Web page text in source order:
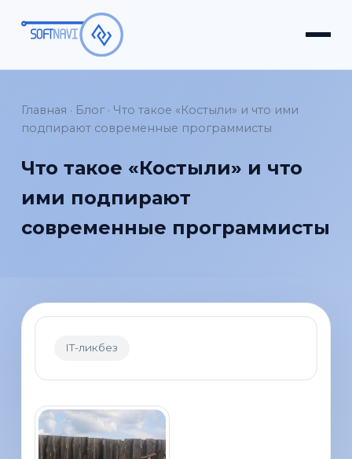
Главная · Блог · Что такое «Костыли» и что ими
подпирают современные программисты
Что такое «Костыли» и что
ими подпирают
современные программисты
IT-ликбез